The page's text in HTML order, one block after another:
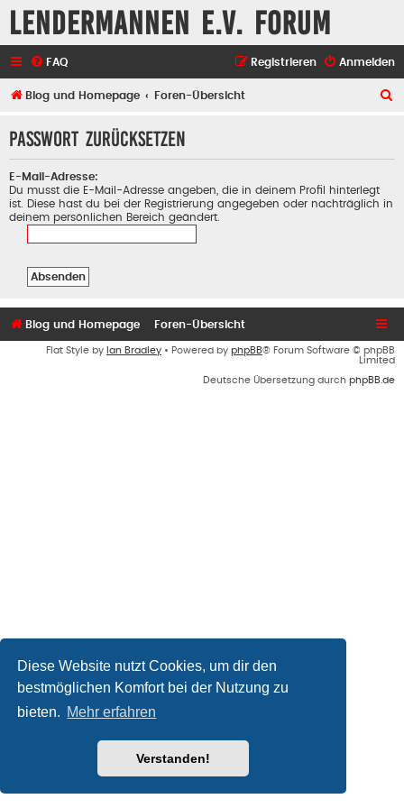
Diese Website nutzt Cookies, um dir den
bestmöglichen Komfort bei der Nutzung zu
bieten. Mehr erfahren
Verstanden!
Lendermannen e.V. Forum
FAQ Anmelden
Registrieren
Blog und Homepage Foren-Übersicht
Passwort zurücksetzen
E-Mail-Adresse:
Du musst die E-Mail-Adresse angeben, die in deinem Profil hinterlegt
ist. Diese hast du bei der Registrierung angegeben oder nachträglich in
deinem persönlichen Bereich geändert.
Blog und Homepage Foren-Übersicht
Flat Style by Ian Bradley • Powered by phpBB® Forum Software © phpBB
Limited
Deutsche Übersetzung durch phpBB.de